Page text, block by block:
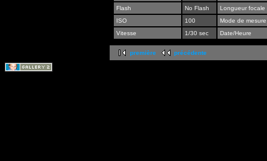
Flash
No Flash
Longueur focale
ISO
100
Mode de mesure
Vitesse
1/30 sec Date/Heure
première précédente